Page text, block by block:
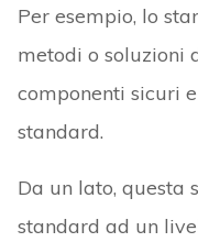
Per esempio, lo
metodi o soluzioni
componenti sicuri
standard.
Da un lato, questa
standard ad un